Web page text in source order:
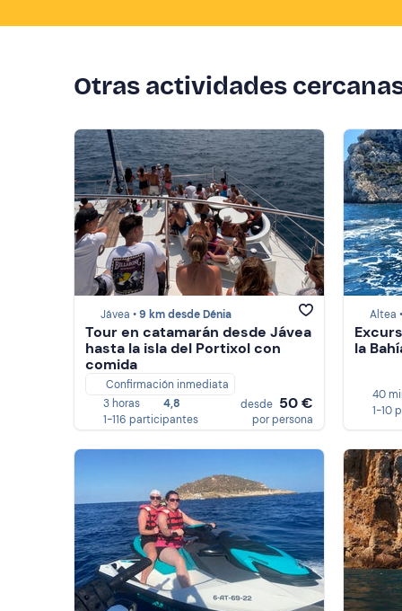
Otras actividades
Jávea •9 km desde Dénia
Tour en catamarán desde Jávea
hasta la isla del Portixol con
comida
Confirmación inmediata
3 horas
4,8
1-116 participantes
desde 50 €
por persona
Altea
la
40
1-10